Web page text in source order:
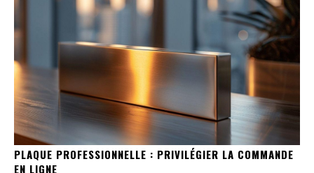
PLAQUE PROFESSIONNELLE : PRIVILÉGIER LA COMMANDE
EN LIGNE